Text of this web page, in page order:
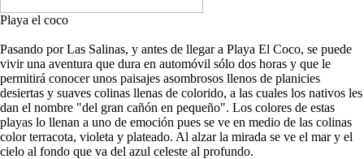
Playa el coco
Pasando por Las Salinas, y antes de llegar a Playa El Coco, se puede
vivir una aventura que dura en automóvil sólo dos horas y que le
permitirá conocer unos paisajes asombrosos llenos de planicies
desiertas y suaves colinas llenas de colorido, a las cuales los nativos les
dan el nombre "del gran cañón en pequeño". Los colores de estas
playas lo llenan a uno de emoción pues se ve en medio de las colinas
color terracota, violeta y plateado. Al alzar la mirada se ve el mar y el
cielo al fondo que va del azul celeste al profundo.